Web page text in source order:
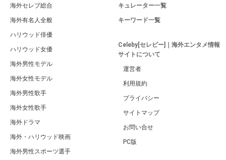
海外セレブ総合
海外有名人全般
ハリウッド俳優
ハリウッド女優
海外男性モデル
海外女性モデル
海外男性歌手
海外女性歌手
海外ドラマ
海外・ハリウッド映画
海外男性スポーツ選手
キュレーター一覧
キーワード一覧
Celeby[セレビー]｜海外エンタメ情報
サイトについて
運営者
利用規約
プライバシー
サイトマップ
お問い合せ
PC版